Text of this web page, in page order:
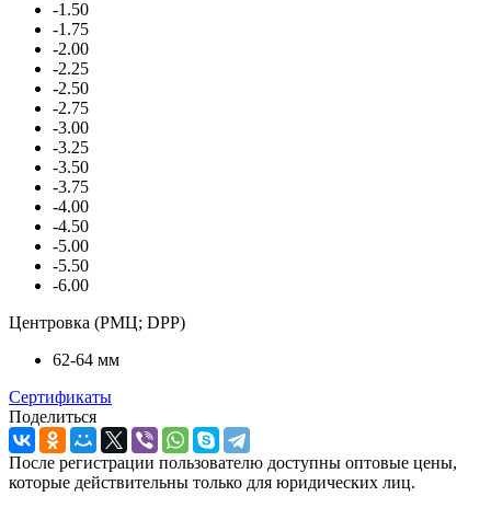
-1.50
-1.75
-2.00
-2.25
-2.50
-2.75
-3.00
-3.25
-3.50
-3.75
-4.00
-4.50
-5.00
-5.50
-6.00
Центровка (РМЦ; DPP)
62-64 мм
Сертификаты
Поделиться
После регистрации пользователю доступны оптовые цены,
которые действительны только для юридических лиц.